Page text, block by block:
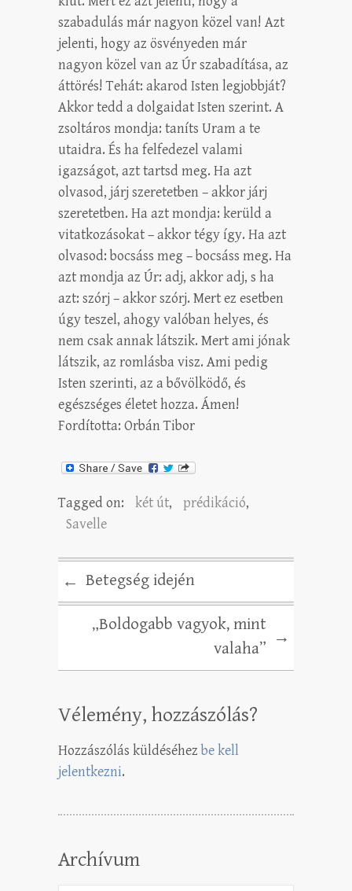
szabadulás már nagyon közel van! Azt
jelenti, hogy az ösvényeden már
nagyon közel van az Úr szabadítása, az
áttörés! Tehát: akarod Isten legjobbját?
Akkor tedd a dolgaidat Isten szerint. A
zsoltáros mondja: taníts Uram a te
utaidra. És ha felfedezel valami
igazságot, azt tartsd meg. Ha azt
olvasod, járj szeretetben – akkor járj
szeretetben. Ha azt mondja: kerüld a
vitatkozásokat – akkor tégy így. Ha azt
olvasod: bocsáss meg – bocsáss meg. Ha
azt mondja az Úr: adj, akkor adj, s ha
azt: szórj – akkor szórj. Mert ez esetben
úgy teszel, ahogy valóban helyes, és
nem csak annak látszik. Mert ami jónak
látszik, az romlásba visz. Ami pedig
Isten szerinti, az a bővölködő, és
egészséges életet hozza. Ámen!
Fordította: Orbán Tibor
Tagged on: két út, prédikáció,
Savelle
← Betegség idején
„Boldogabb vagyok, mint
valaha”
→
Vélemény, hozzászólás?
Hozzászólás küldéséhezbe kell
jelentkezni.
Archívum